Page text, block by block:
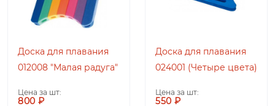
Доска для плавания
012008 "Малая радуга"
Цена за шт:
800 ₽
Доска для плавания
024001 (Четыре цвета)
Цена за шт:
550 ₽